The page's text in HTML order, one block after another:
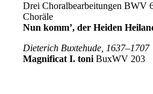
Drei Choralbearbeitungen BWV
Choräle
Nun komm’, der Heiden
Dieterich Buxtehude, 1637–1707
Magnificat I. toni BuxWV 203